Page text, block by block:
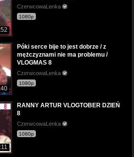
CzerwcowaLenka
1080p
Póki serce bije to jest dobrze / z
mężczyznami nie ma problemu /
VLOGMAS 8
CzerwcowaLenka
1080p
RANNY ARTUR VLOGTOBER DZIEŃ
8
CzerwcowaLenka
1080p